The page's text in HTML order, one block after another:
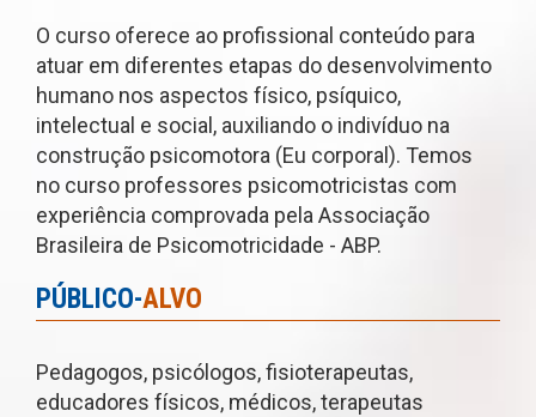
O curso oferece ao profissional conteúdo para
atuar em diferentes etapas do desenvolvimento
humano nos aspectos físico, psíquico,
intelectual e social, auxiliando o indivíduo na
construção psicomotora (Eu corporal). Temos
no curso professores psicomotricistas com
experiência comprovada pela Associação
Brasileira de Psicomotricidade - ABP.
PÚBLICO-ALVO
Pedagogos, psicólogos, fisioterapeutas,
educadores físicos, médicos, terapeutas